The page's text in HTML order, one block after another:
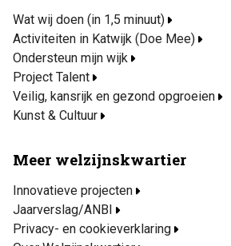
Wat wij doen (in 1,5 minuut)
Activiteiten in Katwijk (Doe Mee)
Ondersteun mijn wijk
Project Talent
Veilig, kansrijk en gezond opgroeien
Kunst & Cultuur
Meer welzijnskwartier
Innovatieve projecten
Jaarverslag/ANBI
Privacy- en cookieverklaring